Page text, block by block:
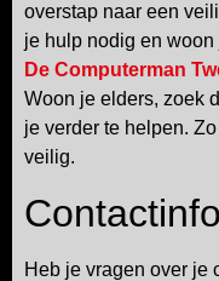
overstap naar een
je hulp nodig en
De Computerman
Woon je elders, zoek
je verder te helpen.
veilig.
Heb je vragen over je